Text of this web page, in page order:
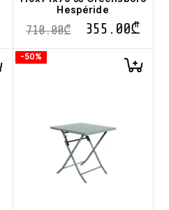
Hespéride
710.00₾ 355.00₾
-50%